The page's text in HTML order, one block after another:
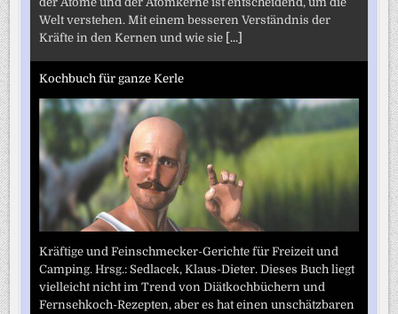
Welt verstehen. Mit einem besseren Verständnis der
Kräfte in den Kernen und wie sie [...]
Kochbuch für ganze Kerle
Kräftige und Feinschmecker-Gerichte für Freizeit und
Camping. Hrsg.: Sedlacek, Klaus-Dieter. Dieses Buch liegt
vielleicht nicht im Trend von Diätkochbüchern und
Fernsehkoch-Rezepten, aber es hat einen unschätzbaren